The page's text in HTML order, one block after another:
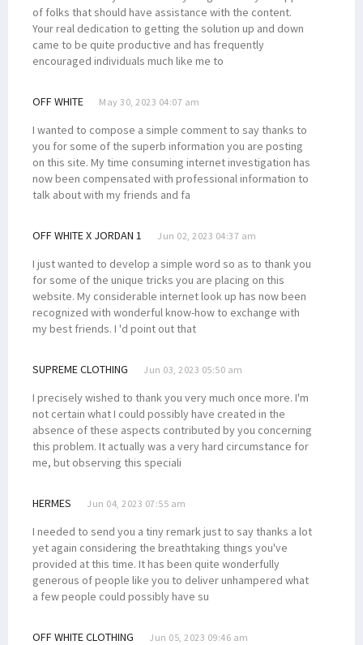
of folks that should have assistance with the content.
Your real dedication to getting the solution up and down
came to be quite productive and has frequently
encouraged individuals much like me to
OFF WHITE May 30, 2023 04:07 am
I wanted to compose a simple comment to say thanks to
you for some of the superb information you are posting
on this site. My time consuming internet investigation has
now been compensated with professional information to
talk about with my friends and fa
OFF WHITE X JORDAN 1 Jun 02, 2023 04:37 am
I just wanted to develop a simple word so as to thank you
for some of the unique tricks you are placing on this
website. My considerable internet look up has now been
recognized with wonderful know-how to exchange with
my best friends. I 'd point out that
SUPREME CLOTHING Jun 03, 2023 05:50 am
I precisely wished to thank you very much once more. I'm
not certain what I could possibly have created in the
absence of these aspects contributed by you concerning
this problem. It actually was a very hard circumstance for
me, but observing this speciali
HERMES Jun 04, 2023 07:55 am
I needed to send you a tiny remark just to say thanks a lot
yet again considering the breathtaking things you've
provided at this time. It has been quite wonderfully
generous of people like you to deliver unhampered what
a few people could possibly have su
OFF WHITE CLOTHING Jun 05, 2023 09:46 am